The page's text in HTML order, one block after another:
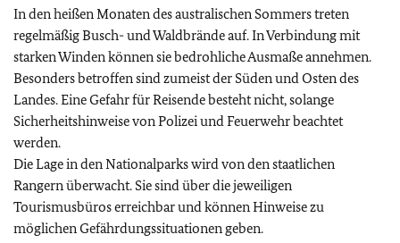
In den heißen Monaten des australischen Sommers treten
regelmäßig Busch- und Waldbrände auf. In Verbindung mit
starken Winden können sie bedrohliche Ausmaße annehmen.
Besonders betroffen sind zumeist der Süden und Osten des
Landes. Eine Gefahr für Reisende besteht nicht, solange
Sicherheitshinweise von Polizei und Feuerwehr beachtet
werden.
Die Lage in den Nationalparks wird von den staatlichen
Rangern überwacht. Sie sind über die jeweiligen
Tourismusbüros erreichbar und können Hinweise zu
möglichen Gefährdungssituationen geben.